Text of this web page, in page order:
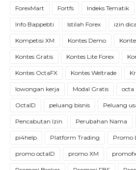
ForexMart Fortfs Indeks Tematik
Info Bappebti Istilah Forex izin
Kompetisi XM Kontes Demo
Kontes Gratis Kontes Lite Forex
Kontes OctaFX Kontes Weltrade
lowongan kerja Modal Gratis octa
OctaID peluang bisnis Peluang
Pencabutan Izin Perubahan Nama
pi4help Platform Trading Promo
promo octaID promo XM promofx